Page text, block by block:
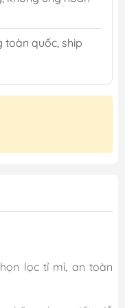
toàn quốc, ship
lọc tỉ mỉ, an toàn